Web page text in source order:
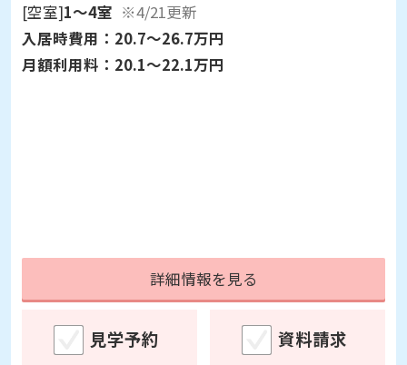
[空室]1～4室 ※4/21更新
入居時費用： 20.7～26.7万円
月額利用料： 20.1～22.1万円
詳細情報を見る
見学予約 資料請求